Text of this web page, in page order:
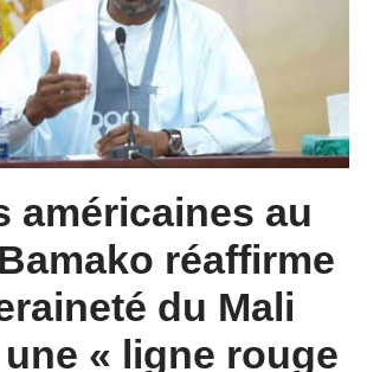
américaines au
réaffirme
du Mali
« ligne rouge